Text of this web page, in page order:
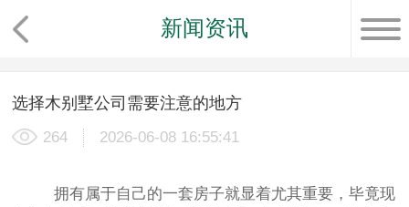
新闻资讯
选择木别墅公司需要注意的地方
264 2026-06-08 16:55:41
拥有属于自己的一套房子就显着尤其重要，毕竟现